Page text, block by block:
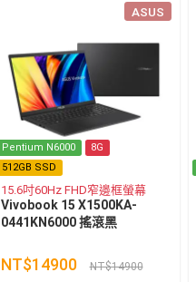
ASUS
Pentium N6000
8G
512GB SSD
15.6吋60Hz FHD窄邊框螢幕
Vivobook 15 X1500KA-
0441KN6000 搖滾黑
NT$14900 NT$14900